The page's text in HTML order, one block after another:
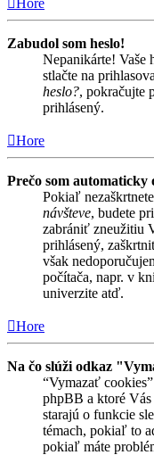
Zabudol som heslo!
Nepanikárte! Vaše
stlačte na
heslo?, pokračujte
prihlásený.
Hore
Prečo som automaticky
Pokiaľ
návšteve, budete
zabrániť zneužitiu
prihlásený,
však
počítača, napr. v
univerzite atď.
Hore
Na čo slúži odkaz
“Vymazať
phpBB a ktoré
starajú o funkcie
témach, pokiaľ to
pokiaľ máte